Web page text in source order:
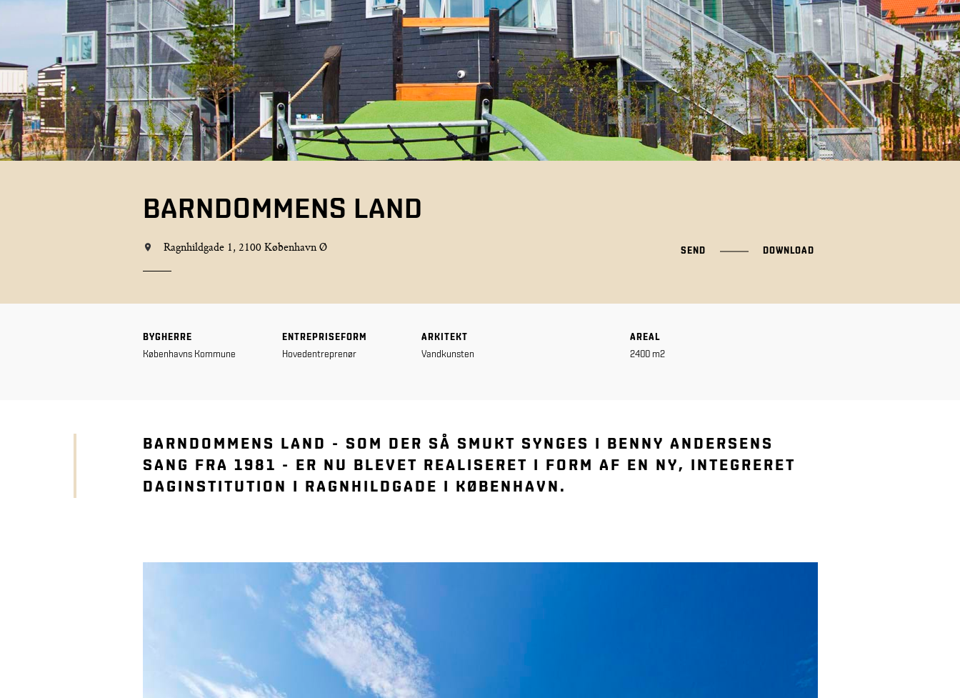
BARNDOMMENS LAND
Ragnhildgade 1, 2100 København Ø SEND DOWNLOAD
BYGHERRE
Københavns Kommune
ENTREPRISEFORM
Hovedentreprenør
ARKITEKT
Vandkunsten
AREAL
2400 m2
BARNDOMMENS LAND - SOM DER SÅ SMUKT SYNGES I BENNY ANDERSENS
SANG FRA 1981 - ER NU BLEVET REALISERET I FORM AF EN NY, INTEGRERET
DAGINSTITUTION I RAGNHILDGADE I KØBENHAVN.